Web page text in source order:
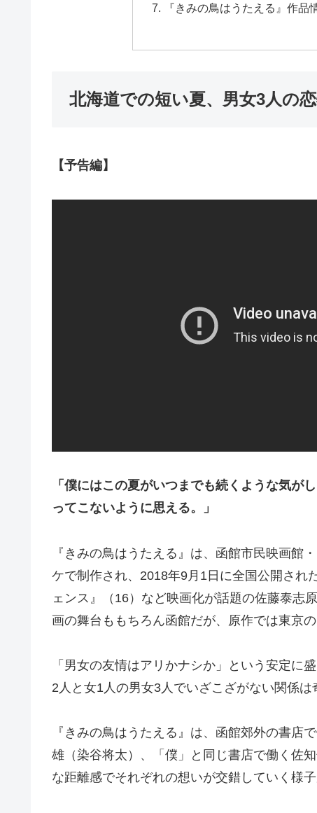
『きみの鳥はうたえる』作品
北海道での短い夏、男女3人の恋
【予告編】
「僕にはこの夏がいつまでも続くような気が
ってこないように思える。」
『きみの鳥はうたえる』は、函館市民映画館
ケで制作され、2018年9月1日に全国公開され
ェンス』（16）など映画化が話題の佐藤泰志
画の舞台ももちろん函館だが、原作では東京の
「男女の友情はアリかナシか」という安定に
2人と女1人の男女3人でいざこざがない関係
『きみの鳥はうたえる』は、函館郊外の書店
雄（染谷将太）、「僕」と同じ書店で働く佐
な距離感でそれぞれの想いが交錯していく様